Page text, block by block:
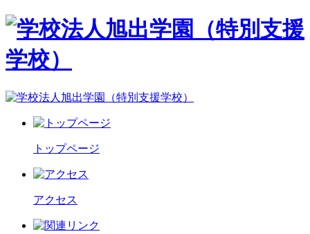
トップページ
アクセス